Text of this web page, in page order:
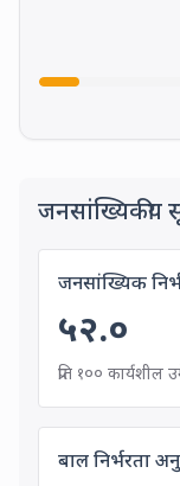
जनसांख्यिक
५२.०
प्रति १०० कार्यशील
बाल निर्भरता